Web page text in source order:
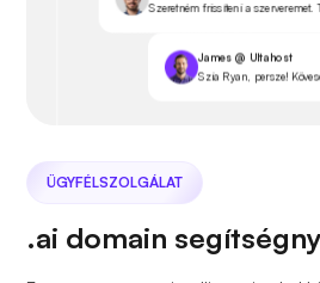
Szeretném frissíteni a szerveremet.
James @ Ultahost
Szia Ryan, persze!
ÜGYFÉLSZOLGÁLAT
.ai domain